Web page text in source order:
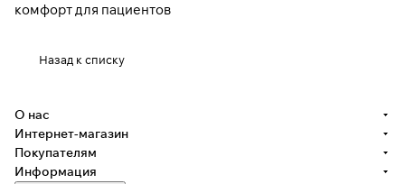
комфорт для пациентов
Назад к списку
О нас
Интернет-магазин
Покупателям
Информация